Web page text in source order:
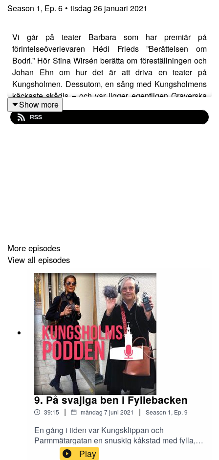
Season 1, Ep. 6 • tisdag 26 januari 2021
Vi går på teater Barbara som har premiär på
förintelseöverlevaren Hédi Frieds ”Berättelsen om
Bodri.” Hör Stina Wirsén berätta om föreställningen och
Johan Ehn om hur det är att driva en teater på
Kungsholmen. Dessutom, en sång med Kungsholmens
käckaste skådis – och var ligger egentligen Graverska
huset?
Show more
RSS
More episodes
View all episodes
9. På svajiga ben i Fyllebacken
39:15 | måndag 7 juni 2021 | Season 1, Ep. 9
En gång i tiden var Kungsklippan och
Parmmätargatan en snuskig kåkstad med fylla,
prostitution och syndigt leverne. Där låg också
Play